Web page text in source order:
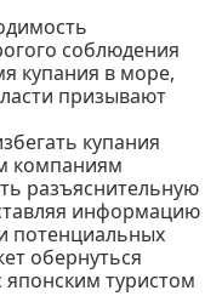
соблюдения
купания в море,
призывают
купания
компаниям
разъяснительную
информацию
потенциальных
обернуться
японским туристом